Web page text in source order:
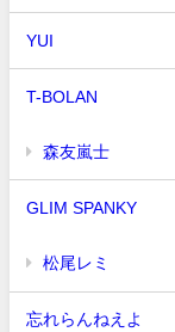
YUI
T-BOLAN
森友嵐士
GLIM SPANKY
松尾レミ
忘れらんねえよ